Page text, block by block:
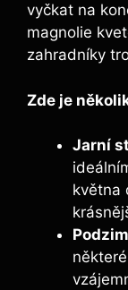
vyčkat ‌na
magnolie
zahradníky
Zde je
Jarní
května